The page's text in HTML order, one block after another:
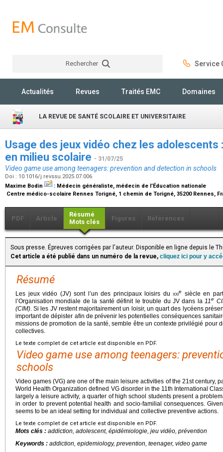
Rechercher Service
Actualités Revues Traités EMC Domaines
LA REVUE DE SANTÉ SCOLAIRE ET UNIVERSITAIRE
Usage des jeux vidéo chez les
en milieu scolaire - 31/07/25
Video game use among teenagers: prevention and detection in schools
Doi : 10.1016/j.revssu.2025.07.006
Maxime Bodin
: Médecin généraliste, médecin de l’Éducation nationale
Centre médico-scolaire Rennes Torigné, 1 chemin de Torigné, 35200 Rennes,
PDF Article
Résumé
Mots clés
Figures Références
Sous presse. Épreuves corrigées par l'auteur. Disponible en ligne depuis le
Cet article a été publié dans un numéro de la revue, cliquez ici pour y
Résumé
Les jeux vidéo (JV) sont l’un des principaux loisirs du xxie
siècle en
l’Organisation mondiale de la santé définit le trouble du JV dans la 11e
(CIM) . Si les JV restent majoritairement un loisir, un quart des lycéens
important de dépister afin de prévenir les potentielles conséquences
missions de promotion de la santé, semble être un contexte privilégié pour
collectives.
Le texte complet de cet article est disponible en PDF.
Video game use among teenagers:
schools
Video games (VG) are one of the main leisure activities of the 21st century,
World Health Organization defined VG disorder in the 11th International
largely a leisure activity, a quarter of high school students present a
in order to prevent potential health and socio-familial consequences.
seems to be an ideal setting for individual and collective preventive actions.
Le texte complet de cet article est disponible en PDF.
Mots clés : addiction, adolescent, épidémiologie, jeu vidéo, prévention
Keywords : addiction, epidemiology, prevention, teenager, video game